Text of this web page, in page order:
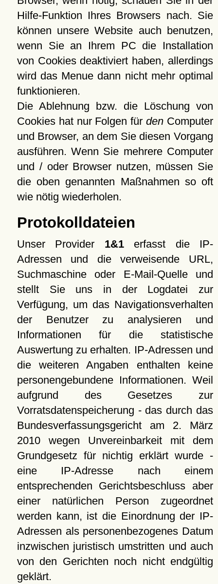
Hilfe-Funktion Ihres Browsers nach. Sie
können unsere Website auch benutzen,
wenn Sie an Ihrem PC die Installation
von Cookies deaktiviert haben, allerdings
wird das Menue dann nicht mehr optimal
funktionieren.
Die Ablehnung bzw. die Löschung von
Cookies hat nur Folgen fürden Computer
und Browser, an dem Sie diesen Vorgang
ausführen. Wenn Sie mehrere Computer
und / oder Browser nutzen, müssen Sie
die oben genannten Maßnahmen so oft
wie nötig wiederholen.
Protokolldateien
Unser Provider 1&1erfasst die IP-
Adressen und die verweisende URL,
Suchmaschine oder E-Mail-Quelle und
stellt Sie uns in der Logdatei zur
Verfügung, um das Navigationsverhalten
der Benutzer zu analysieren und
Informationen für die statistische
Auswertung zu erhalten. IP-Adressen und
die weiteren Angaben enthalten keine
personengebundene Informationen. Weil
aufgrund des Gesetzes zur
Vorratsdatenspeicherung - das durch das
Bundesverfassungsgericht am 2. März
2010 wegen Unvereinbarkeit mit dem
Grundgesetz für nichtig erklärt wurde -
eine IP-Adresse nach einem
entsprechenden Gerichtsbeschluss aber
einer natürlichen Person zugeordnet
werden kann, ist die Einordnung der IP-
Adressen als personenbezogenes Datum
inzwischen juristisch umstritten und auch
von den Gerichten noch nicht endgültig
geklärt.